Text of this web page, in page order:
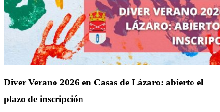
Diver Verano 2026 en Casas de Lázaro: abierto el
plazo de inscripción